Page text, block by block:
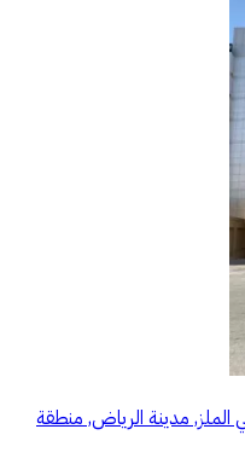
الملز, مدينة الرياض, منطقة